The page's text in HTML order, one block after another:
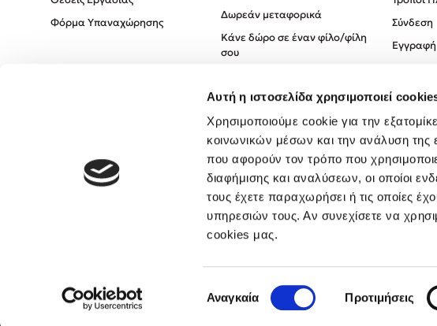
Αυτή η ιστοσελίδα χρησιμοποιεί
Χρησιμοποιούμε cookie για την
κοινωνικών μέσων και την ανάλυση της
που αφορούν τον τρόπο που
διαφήμισης και αναλύσεων, οι οποίοι
τους έχετε παραχωρήσει ή τις οποίες
υπηρεσιών τους. Αν συνεχίσετε να
cookies μας.
συγκατάθεσης
Αναγκαία Προτιμήσεις
Φόρμα Υπαναχώρησης
Δωρεάν μεταφορικά
Κάνε δώρο σε έναν φίλο/φίλη
σου
Πολιτική Απορρήτου
Όροι χρήσης
Σύνδεση
Εγγραφή